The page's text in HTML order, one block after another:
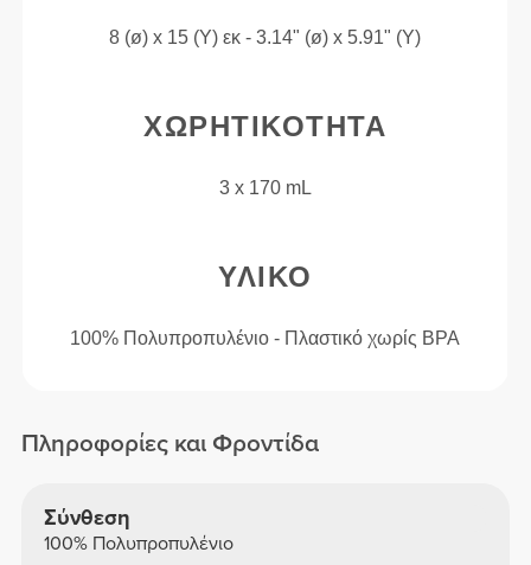
8 (ø) x 15 (Υ) εκ - 3.14" (ø) x 5.91" (Υ)
ΧΩΡΗΤΙΚΌΤΗΤΑ
3 x 170 mL
ΥΛΙΚΌ
100% Πολυπροπυλένιο - Πλαστικό χωρίς BPA
Πληροφορίες και Φροντίδα
Σύνθεση
100% Πολυπροπυλένιο